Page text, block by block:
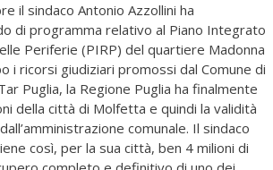
il sindaco Antonio Azzollini ha
di programma relativo al Piano Integrato
Periferie (PIRP) del quartiere Madonna
i ricorsi giudiziari promossi dal Comune di
Puglia, la Regione Puglia ha finalmente
della città di Molfetta e quindi la validità
comunale. Il sindaco
così, per la sua città, ben 4 milioni di